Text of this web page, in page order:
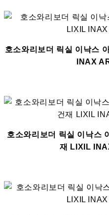
호소와리보더 릭실 이낙스
INAX
호소와리보더 릭실 이낙스
재 LIXIL